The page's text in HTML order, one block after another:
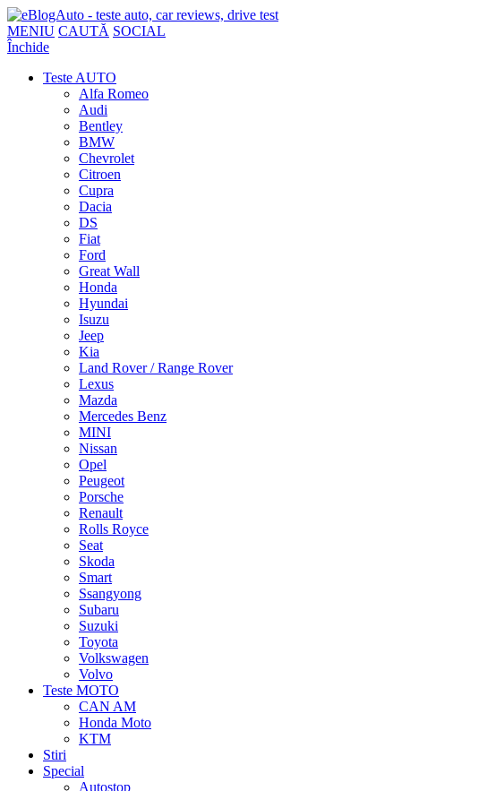
MENIU CAUTĂ SOCIAL
Închide
Teste AUTO
Alfa Romeo
Audi
Bentley
BMW
Chevrolet
Citroen
Cupra
Dacia
DS
Fiat
Ford
Great Wall
Honda
Hyundai
Isuzu
Jeep
Kia
Land Rover / Range Rover
Lexus
Mazda
Mercedes Benz
MINI
Nissan
Opel
Peugeot
Porsche
Renault
Rolls Royce
Seat
Skoda
Smart
Ssangyong
Subaru
Suzuki
Toyota
Volkswagen
Volvo
Teste MOTO
CAN AM
Honda Moto
KTM
Stiri
Special
Autostop